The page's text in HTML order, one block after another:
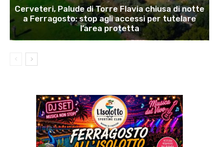
Cerveteri, Palude di Torre Flavia chiusa di notte
a Ferragosto: stop agli accessi per tutelare
l’area protetta